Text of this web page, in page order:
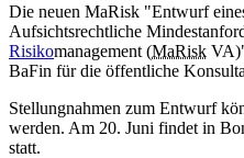
Die neuen MaRisk "Entwurf
Aufsichtsrechtliche
Risikomanagement (MaRisk
BaFin für die öffentliche
Stellungnahmen zum Entwurf
werden. Am 20. Juni findet in
statt.